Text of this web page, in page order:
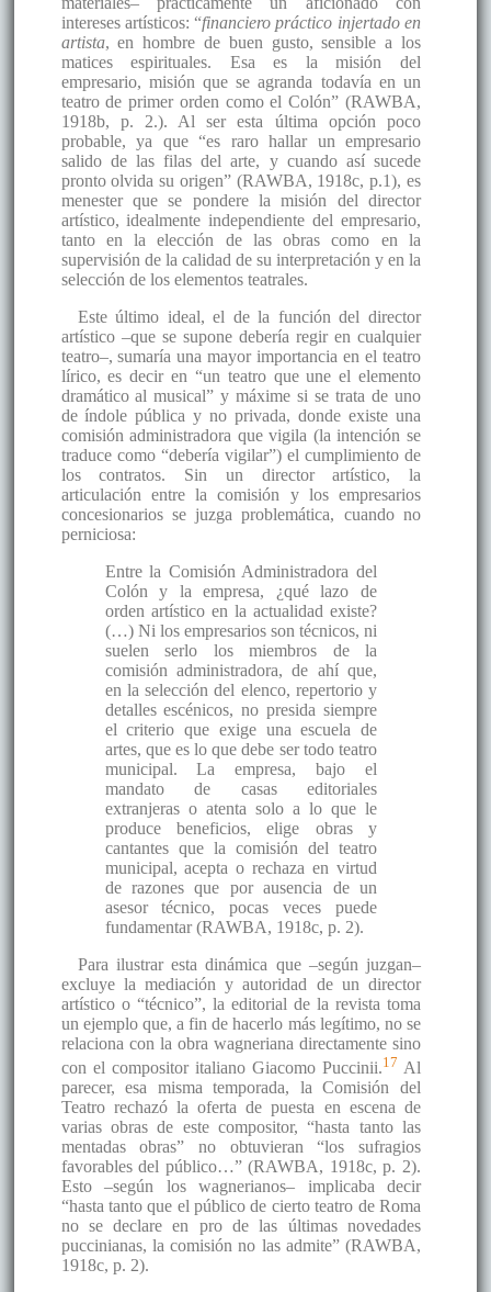
intereses artísticos: “financiero práctico injertado en
artista, en hombre de buen gusto, sensible a los
matices espirituales. Esa es la misión del
empresario, misión que se agranda todavía en un
teatro de primer orden como el Colón” (RAWBA,
1918b, p. 2.). Al ser esta última opción poco
probable, ya que “es raro hallar un empresario
salido de las filas del arte, y cuando así sucede
pronto olvida su origen” (RAWBA, 1918c, p.1), es
menester que se pondere la misión del director
artístico, idealmente independiente del empresario,
tanto en la elección de las obras como en la
supervisión de la calidad de su interpretación y en la
selección de los elementos teatrales.
Este último ideal, el de la función del director
artístico –que se supone debería regir en cualquier
teatro–, sumaría una mayor importancia en el teatro
lírico, es decir en “un teatro que une el elemento
dramático al musical” y máxime si se trata de uno
de índole pública y no privada, donde existe una
comisión administradora que vigila (la intención se
traduce como “debería vigilar”) el cumplimiento de
los contratos. Sin un director artístico, la
articulación entre la comisión y los empresarios
concesionarios se juzga problemática, cuando no
perniciosa:
Entre la Comisión Administradora del
Colón y la empresa, ¿qué lazo de
orden artístico en la actualidad existe?
(…) Ni los empresarios son técnicos, ni
suelen serlo los miembros de la
comisión administradora, de ahí que,
en la selección del elenco, repertorio y
detalles escénicos, no presida siempre
el criterio que exige una escuela de
artes, que es lo que debe ser todo teatro
municipal. La empresa, bajo el
mandato de casas editoriales
extranjeras o atenta solo a lo que le
produce beneficios, elige obras y
cantantes que la comisión del teatro
municipal, acepta o rechaza en virtud
de razones que por ausencia de un
asesor técnico, pocas veces puede
fundamentar (RAWBA, 1918c, p. 2).
Para ilustrar esta dinámica que –según juzgan–
excluye la mediación y autoridad de un director
artístico o “técnico”, la editorial de la revista toma
un ejemplo que, a fin de hacerlo más legítimo, no se
relaciona con la obra wagneriana directamente sino
con el compositor italiano Giacomo Puccinii.17 Al
parecer, esa misma temporada, la Comisión del
Teatro rechazó la oferta de puesta en escena de
varias obras de este compositor, “hasta tanto las
mentadas obras” no obtuvieran “los sufragios
favorables del público…” (RAWBA, 1918c, p. 2).
Esto –según los wagnerianos– implicaba decir
“hasta tanto que el público de cierto teatro de Roma
no se declare en pro de las últimas novedades
puccinianas, la comisión no las admite” (RAWBA,
1918c, p. 2).